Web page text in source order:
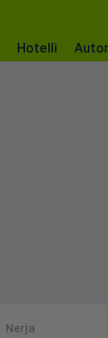
Hotelli
Nerja